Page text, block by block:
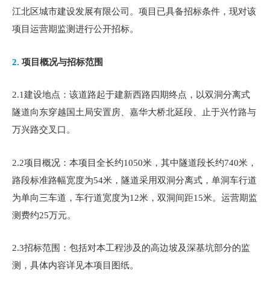
江北区城市建设发展有限公司。项目已具备招标条件，现对该
项目运营期监测进行公开招标。
2. 项目概况与招标范围
2.1建设地点：该道路起于建新西路四期终点，以双洞分离式
隧道向东穿越国土局安置房、嘉华大桥北延段、止于兴竹路与
万兴路交叉口。
2.2项目概况：本项目全长约1050米，其中隧道段长约740米，
路段标准路幅宽度为54米，隧道采用双洞分离式，单洞车行道
为单向三车道，车行道宽度为12米，双洞间距15米。运营期监
测费约25万元。
2.3招标范围：包括对本工程涉及的高边坡及深基坑部分的监
测，具体内容详见本项目图纸。